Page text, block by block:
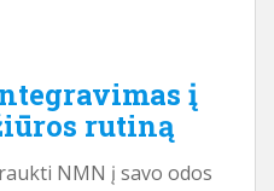
į
rutiną
NMN į savo odos